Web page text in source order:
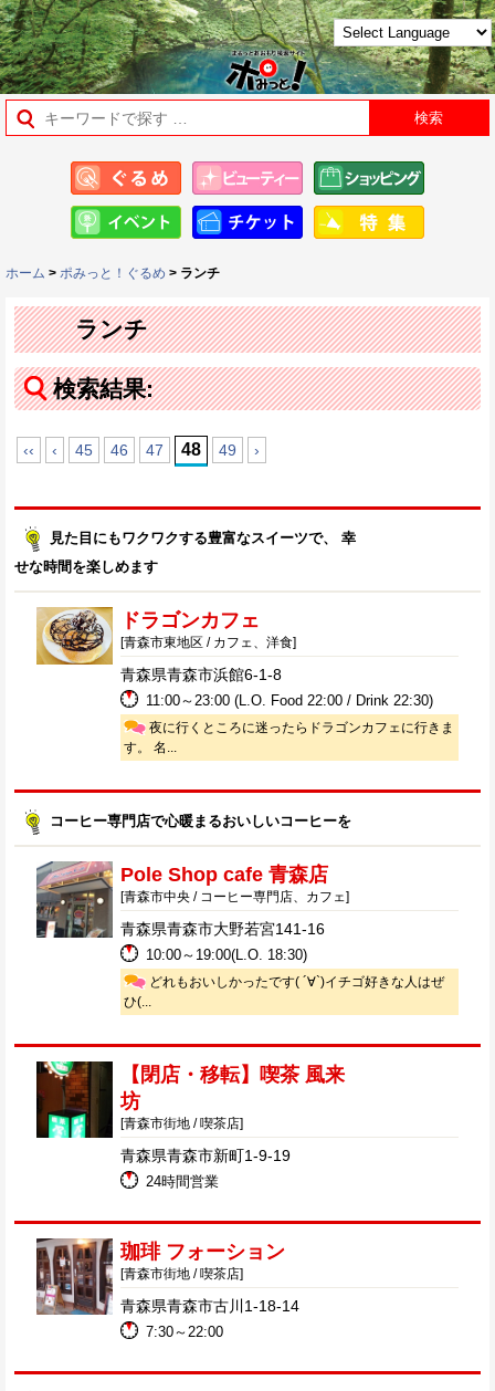
ホーム > ポみっと！ぐるめ > ランチ
ランチ
検索結果:
‹‹ ‹ 45 46 47 48 49 ›
見た目にもワクワクする豊富なスイーツで、 幸
せな時間を楽しめます
ドラゴンカフェ
[青森市東地区 / カフェ、洋食]
青森県青森市浜館6-1-8
11:00～23:00 (L.O. Food 22:00 / Drink 22:30)
夜に行くところに迷ったらドラゴンカフェに行きま
す。 名...
コーヒー専門店で心暖まるおいしいコーヒーを
Pole Shop cafe 青森店
[青森市中央 / コーヒー専門店、カフェ]
青森県青森市大野若宮141-16
10:00～19:00(L.O. 18:30)
どれもおいしかったです( ´∀`)イチゴ好きな人はぜ
ひ(...
【閉店・移転】喫茶 風来
坊
[青森市街地 / 喫茶店]
青森県青森市新町1-9-19
24時間営業
珈琲 フォーション
[青森市街地 / 喫茶店]
青森県青森市古川1-18-14
7:30～22:00